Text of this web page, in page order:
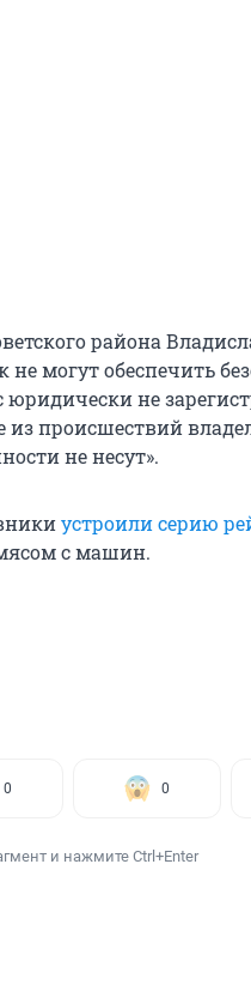
района
не могут обеспечить
юридически не
из происшествий
не несут».
устроили серию
с машин.
0 0
и нажмите Ctrl+Enter